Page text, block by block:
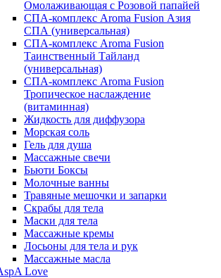
Омолаживающая с Розовой папайей
СПА-комплекс Aroma Fusion Азия
СПА (универсальная)
СПА-комплекс Aroma Fusion
Таинственный Тайланд
(универсальная)
СПА-комплекс Aroma Fusion
Тропическое наслаждение
(витаминная)
Жидкость для диффузора
Морская соль
Гель для душа
Массажные свечи
Бьюти Боксы
Молочные ванны
Травяные мешочки и запарки
Скрабы для тела
Маски для тела
Массажные кремы
Лосьоны для тела и рук
Массажные масла
Love